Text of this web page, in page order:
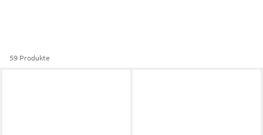
59 Produkte